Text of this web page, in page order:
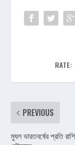
RATE:
PREVIOUS
মুঘল ভারতবর্ষের প্রতি